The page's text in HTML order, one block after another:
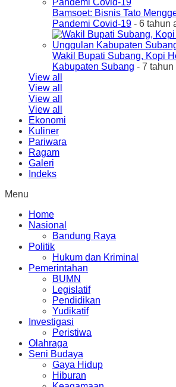
Bamsoet: Bisnis Tato
Pandemi Covid-19 - 6 tahun
Wakil Bupati Subang, Kopi
Kabupaten Subang - 7 tahun
View all
View all
View all
View all
Ekonomi
Kuliner
Pariwara
Ragam
Galeri
Indeks
Menu
Home
Nasional
Bandung Raya
Politik
Hukum dan Kriminal
Pemerintahan
BUMN
Legislatif
Pendidikan
Yudikatif
Investigasi
Peristiwa
Olahraga
Seni Budaya
Gaya Hidup
Hiburan